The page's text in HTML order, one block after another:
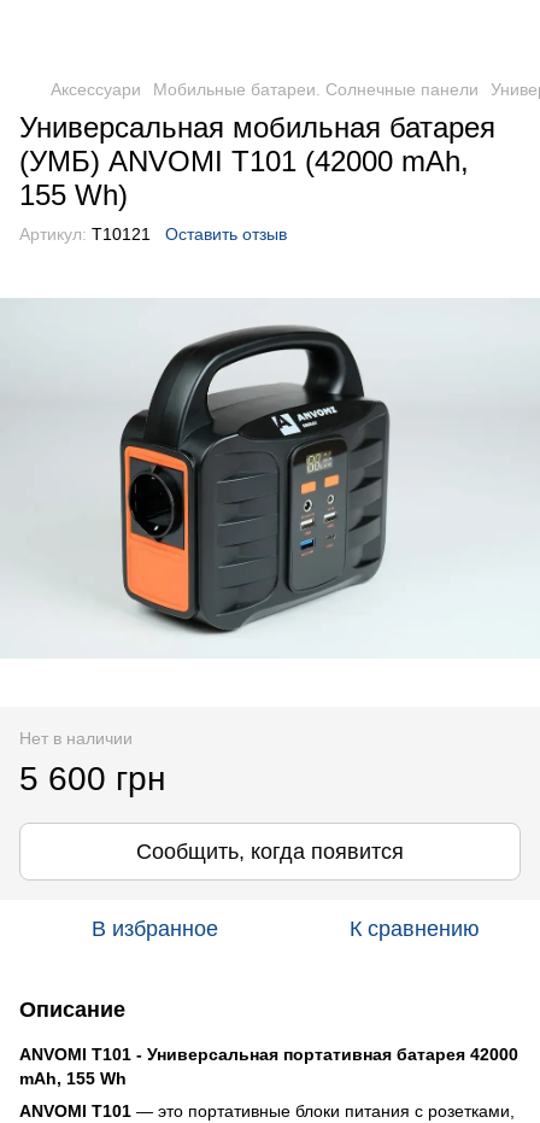
Аксессуари Мобильные батареи. Солнечные панели
Универсальная мобильная батарея
(УМБ) ANVOMI T101 (42000 mAh,
155 Wh)
Артикул: T10121 Оставить отзыв
Нет в наличии
5 600 грн
Сообщить, когда появится
В избранное К сравнению
Описание
ANVOMI T101 - Универсальная портативная батарея 42000
mAh, 155 Wh
ANVOMI T101 — это портативные блоки питания с розетками,